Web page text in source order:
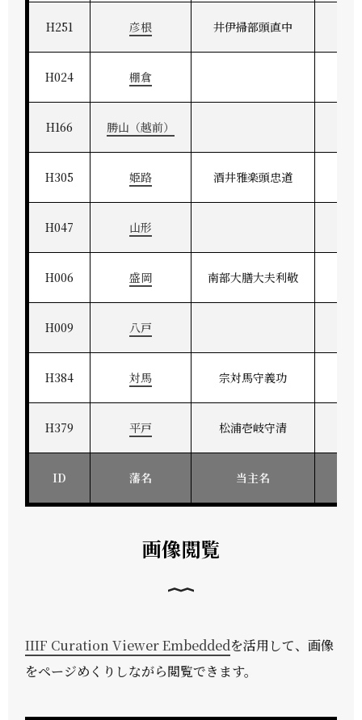
H251 彦根 井伊掃部頭直中
H024 棚倉
H166 勝山（越前）
H305 姫路 酒井雅楽頭忠道
H047 山形
H006 盛岡 南部大膳大夫利敬
H009 八戸
H384 対馬 宗対馬守義功
H379 平戸 松浦壱岐守清
ID 藩名 当主名
画像閲覧
IIIF Curation Viewer Embeddedを活用して、画像
をページめくりしながら閲覧できます。